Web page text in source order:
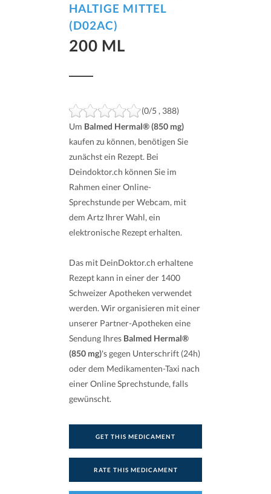
HALTIGE MITTEL
(D02AC)
200 ML
(0/5 , 388)
Um Balmed Hermal® (850 mg)
kaufen zu können, benötigen Sie
zunächst ein Rezept. Bei
Deindoktor.ch können Sie im
Rahmen einer Online-
Sprechstunde per Webcam, mit
dem Artz Ihrer Wahl, ein
elektronische Rezept erhalten.
Das mit DeinDoktor.ch erhaltene
Rezept kann in einer der 1400
Schweizer Apotheken verwendet
werden. Wir organisieren mit einer
unserer Partner-Apotheken eine
Sendung Ihres Balmed Hermal®
(850 mg)'s gegen Unterschrift (24h)
oder dem Medikamenten-Taxi nach
einer Online Sprechstunde, falls
gewünscht.
GET THIS MEDICAMENT
RATE THIS MEDICAMENT